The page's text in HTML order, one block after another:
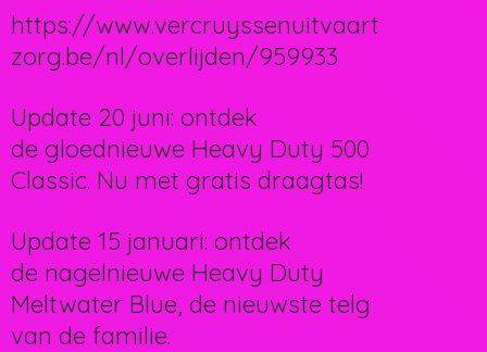
https://www.vercruyssenuitvaart
zorg.be/nl/overlijden/959933
Update 20 juni: ontdek
de gloednieuwe Heavy Duty 500
Classic. Nu met gratis draagtas!
Update 15 januari: ontdek
de nagelnieuwe Heavy Duty
Meltwater Blue, de nieuwste telg
van de familie.